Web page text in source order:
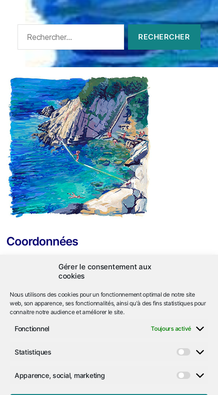
Gérer le consentement aux
cookies
Nous utilisons des cookies pour un fonctionnement optimal de notre site
web, son apparence, ses fonctionnalités, ainsi qu'à des fins statistiques pour
connaitre notre audience et améliorer le site.
Fonctionnel Toujours activé
Statistiques
Apparence, social, marketing
Coordonnées
ASL Héliopolis
663 corniche de l'Arbousier
83400 Hyères